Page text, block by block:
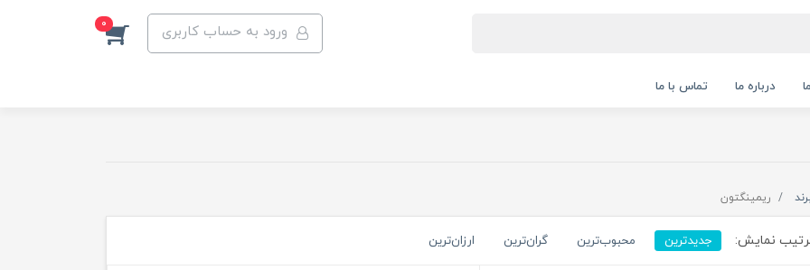
ورود به حساب کاربری 0
درباره ما تماس با ما
ریمینگتون
نمایش: جدیدترین محبوب‌ترین گران‌ترین ارزان‌ترین